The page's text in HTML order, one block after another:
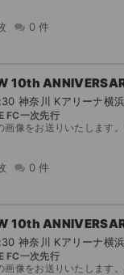
0 件
10th
神奈川 Kアリーナ横浜
FC一次先行
ます。同行者分は分配可能です。公演中止以外
0 件
10th
神奈川 Kアリーナ横浜
FC一次先行
ます。同行者分は分配可能です。公演中止以外